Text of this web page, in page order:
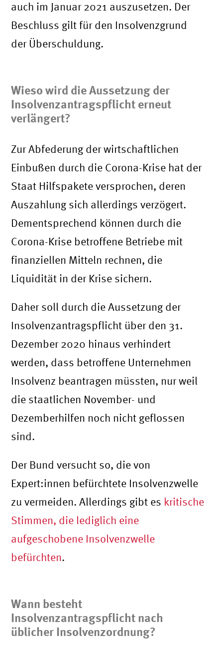
auch im Januar 2021 auszusetzen. Der
Beschluss gilt für den Insolvenzgrund
der Überschuldung.
Wieso wird die Aussetzung der
Insolvenzantragspflicht erneut
verlängert?
Zur Abfederung der wirtschaftlichen
Einbußen durch die Corona-Krise hat der
Staat Hilfspakete versprochen, deren
Auszahlung sich allerdings verzögert.
Dementsprechend können durch die
Corona-Krise betroffene Betriebe mit
finanziellen Mitteln rechnen, die
Liquidität in der Krise sichern.
Daher soll durch die Aussetzung der
Insolvenzantragspflicht über den 31.
Dezember 2020 hinaus verhindert
werden, dass betroffene Unternehmen
Insolvenz beantragen müssten, nur weil
die staatlichen November- und
Dezemberhilfen noch nicht geflossen
sind.
Der Bund versucht so, die von
Expert:innen befürchtete Insolvenzwelle
zu vermeiden. Allerdings gibt es kritische
Stimmen, die lediglich eine
aufgeschobene Insolvenzwelle
befürchten.
Wann besteht
Insolvenzantragspflicht nach
üblicher Insolvenzordnung?